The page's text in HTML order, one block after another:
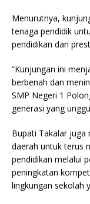
Menurutnya,
tenaga pendidik
pendidikan dan
“Kunjungan ini
berbenah dan
SMP Negeri 1
generasi yang
Bupati Takalar
daerah untuk terus
pendidikan melalui
peningkatan
lingkungan sekolah